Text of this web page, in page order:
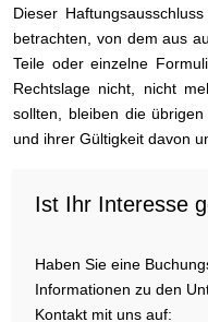
Dieser
betrachten, von dem aus
Teile oder einzelne
Rechtslage nicht, nicht
sollten, bleiben die
und ihrer Gültigkeit davon
Ist Ihr Interesse
Haben Sie eine
Informationen zu den
Kontakt mit uns auf: